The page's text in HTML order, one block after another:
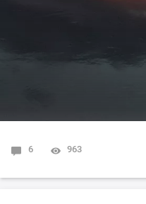
6 963